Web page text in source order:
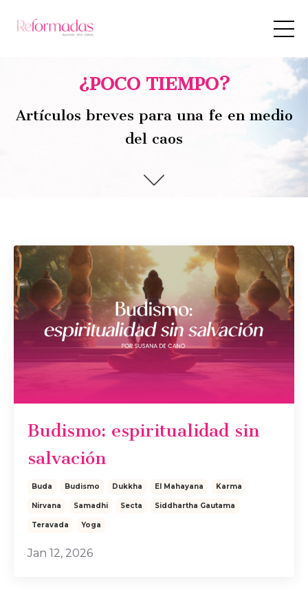
¿POCO TIEMPO?
Artículos breves para una fe en medio
del caos
Budismo: espiritualidad sin
salvación
Buda Budismo Dukkha El Mahayana Karma
Nirvana Samadhi Secta Siddhartha Gautama
Teravada Yoga
Jan 12, 2026